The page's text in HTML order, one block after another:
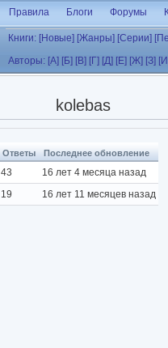
Правила Блоги Форумы
Книги: [Новые] [Жанры] [Серии]
Авторы: [А] [Б] [В] [Г] [Д] [Е] [Ж] [З]
kolebas
Ответы Последнее обновление
43
16 лет 4 месяца назад
19 16 лет 11 месяцев назад